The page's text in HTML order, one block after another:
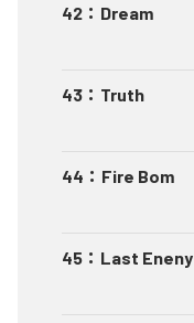
42 ： Dream
43 ： Truth
44 ： Fire Bom
45 ： Last Eneny